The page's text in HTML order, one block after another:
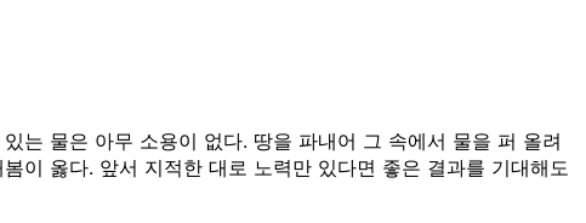
는 물은 아무 소용이 없다. 땅을 파내어 그 속에서 물을 퍼 올려
이 옳다. 앞서 지적한 대로 노력만 있다면 좋은 결과를 기대해도